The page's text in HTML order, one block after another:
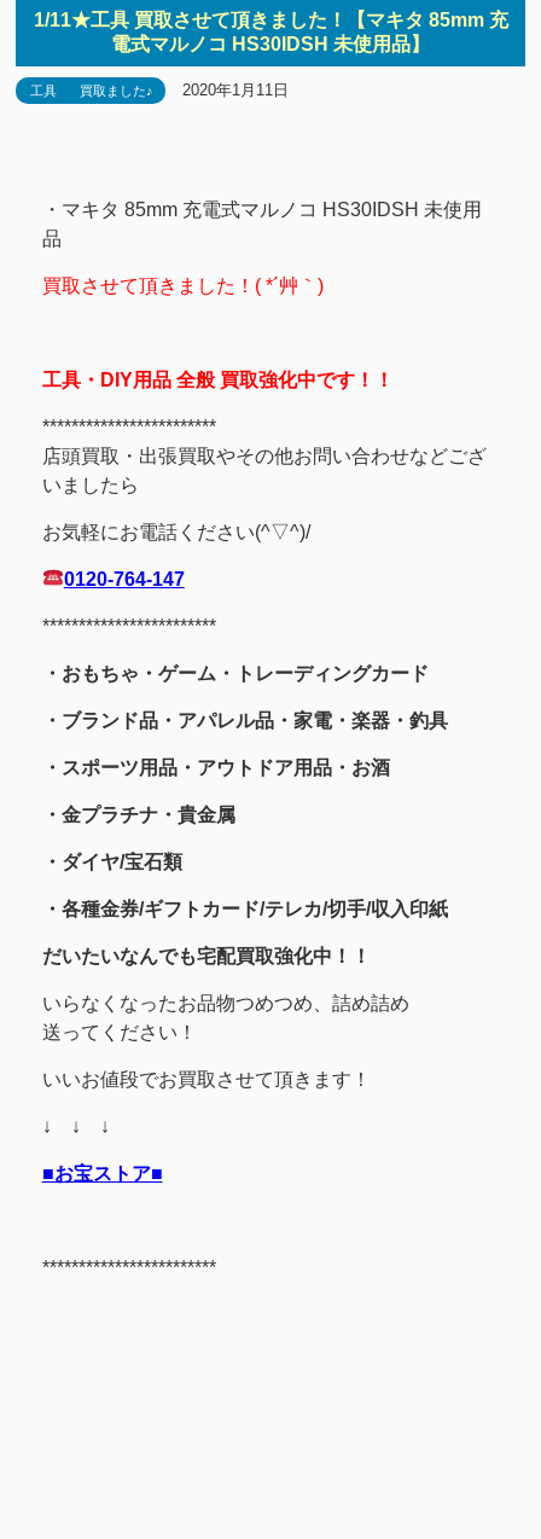
1/11★工具 買取させて頂きました！【マキタ 85mm 充
電式マルノコ HS30IDSH 未使用品】
工具 買取ました♪ 2020年1月11日
・マキタ 85mm 充電式マルノコ HS30IDSH 未使用
品
買取させて頂きました！( *´艸｀)
工具・DIY用品 全般 買取強化中です！！
************************
店頭買取・出張買取やその他お問い合わせなどござ
いましたら
お気軽にお電話ください(^▽^)/
0120-764-147
************************
・おもちゃ・ゲーム・トレーディングカード
・ブランド品・アパレル品・家電・楽器・釣具
・スポーツ用品・アウトドア用品・お酒
・金プラチナ・貴金属
・ ダイヤ/宝石類
・各種金券/ギフトカード/テレカ/切手/収入印紙
だいたいなんでも宅配買取強化中！！
いらなくなったお品物つめつめ、詰め詰め
送ってください！
いいお値段でお買取させて頂きます！
↓ ↓ ↓
■お宝ストア■
************************